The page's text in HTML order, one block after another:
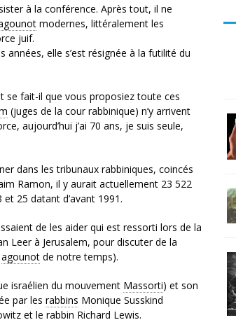
à la conférence. Après tout, il ne
modernes, littéralement les
juif.
elle s’est résignée à la futilité du
se fait-il que vous proposiez toute ces
(juges de la cour rabbinique) n’y arrivent
aujourd’hui j’ai 70 ans, je suis seule,
dans les tribunaux rabbiniques, coincés
Ramon, il y aurait actuellement 23 522
25 datant d’avant 1991.
de les aider qui est ressorti lors de la
Leer à Jerusalem, pour discuter de la
agounot de notre temps).
israélien du mouvement Massorti) et son
par les rabbins Monique Susskind
et le rabbin Richard Lewis.